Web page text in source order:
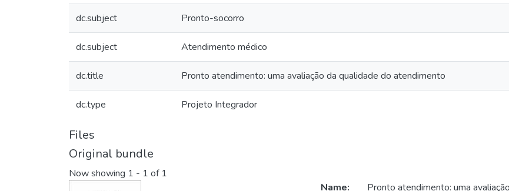
dc.subject Pronto-socorro
dc.subject Atendimento médico
dc.title Pronto atendimento: uma avaliação da qualidade do atendimento
dc.type Projeto Integrador
Files
Original bundle
Now showing 1 - 1 of 1
Name:
Pronto atendimento: uma